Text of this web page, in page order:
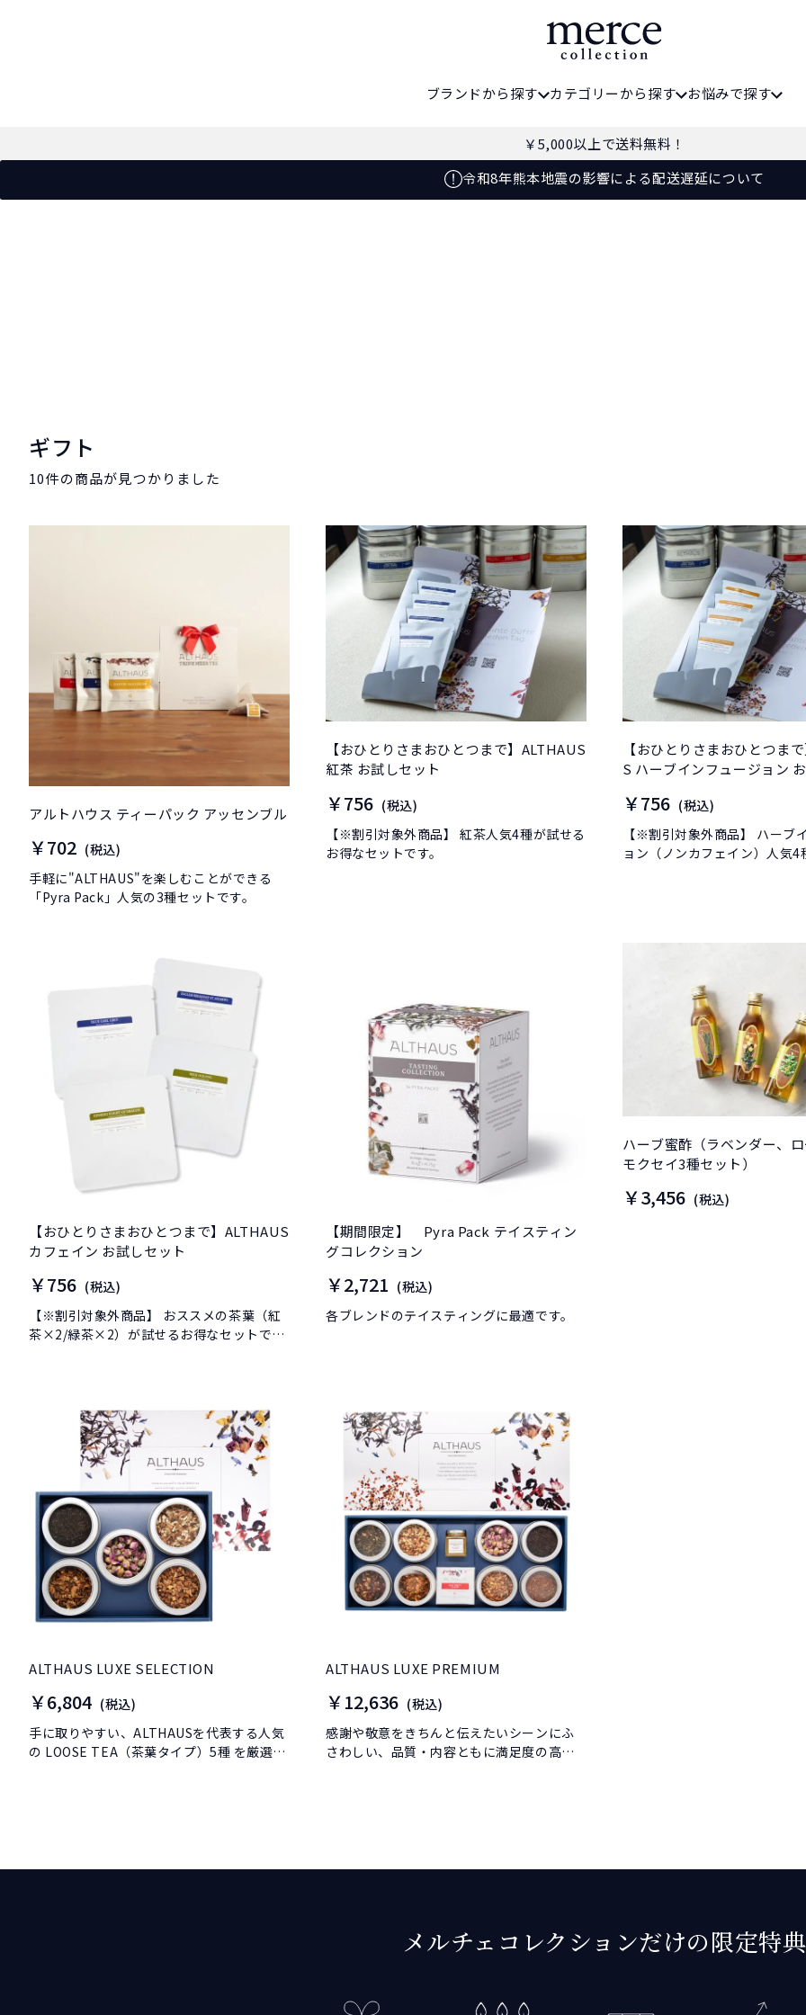
ブランドから探す カテゴリーから探す お悩みで探す
￥5,000以上で送料無料！
令和8年熊本地震の影響による配送遅延について
ギフト
10件の商品が見つかりました
アルトハウス ティーパック アッセンブル
￥702 (税込)
手軽に"ALTHAUS"を楽しむことができる
「Pyra Pack」人気の3種セットです。
【おひとりさまおひとつまで】ALTHAUS
紅茶 お試しセット
￥756 (税込)
【※割引対象外商品】 紅茶人気4種が試せる
お得なセットです。
【おひとりさまおひとつま
S ハーブインフュージョン
￥756 (税込)
【※割引対象外商品】 ハーブ
ョン（ノンカフェイン）人気4
【おひとりさまおひとつまで】ALTHAUS
カフェイン お試しセット
￥756 (税込)
【※割引対象外商品】 おススメの茶葉（紅
茶×2/緑茶×2）が試せるお得なセットで
【期間限定】 Pyra Pack テイスティン
グコレクション
￥2,721 (税込)
各ブレンドのテイスティングに最適です。
ハーブ蜜酢（ラベンダー、
モクセイ3種セット）
￥3,456 (税込)
ALTHAUS LUXE SELECTION
￥6,804 (税込)
手に取りやすい、ALTHAUSを代表する人気
の LOOSE TEA（茶葉タイプ）5種 を厳選し
ALTHAUS LUXE PREMIUM
￥12,636 (税込)
感謝や敬意をきちんと伝えたいシーンにふ
さわしい、品質・内容ともに満足度の高い
メルチェコレクションだけの限定特典